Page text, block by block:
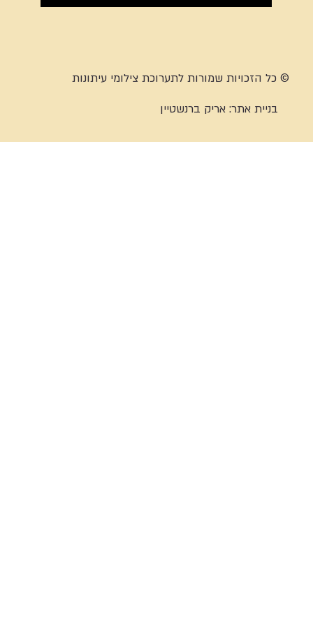
© כל הזכויות שמורות לתערוכת צילומי עיתונות
בניית אתר:אריק ברנשטיין